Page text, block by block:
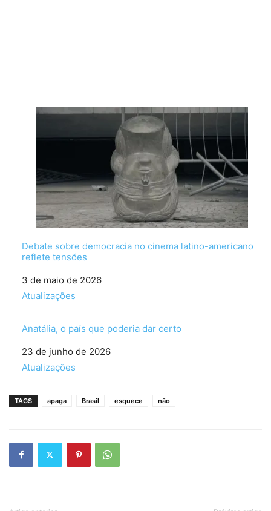
Debate sobre democracia no cinema latino-americano
reflete tensões
Data
3 de maio de 2026
Em relação a
Atualizações
Anatália, o país que poderia dar certo
Data
23 de junho de 2026
Em relação a
Atualizações
TAGS apaga Brasil esquece não